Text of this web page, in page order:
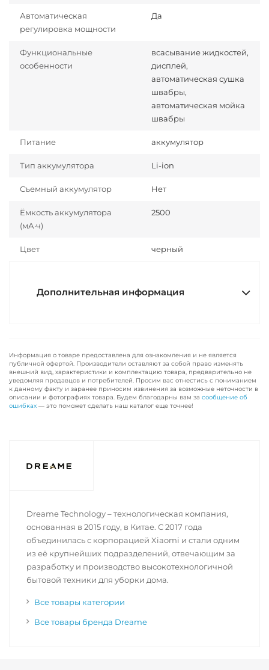
Автоматическая
регулировка мощности
Да
Функциональные
особенности
всасывание жидкостей,
дисплей,
автоматическая сушка
швабры,
автоматическая мойка
швабры
Питание аккумулятор
Тип аккумулятора Li-ion
Съемный аккумулятор Нет
Ёмкость аккумулятора
(мА·ч)
2500
Цвет черный
Дополнительная информация
Информация о товаре предоставлена для ознакомления и не является
публичной офертой. Производители оставляют за собой право изменять
внешний вид, характеристики и комплектацию товара, предварительно не
уведомляя продавцов и потребителей. Просим вас отнестись с пониманием
к данному факту и заранее приносим извинения за возможные неточности в
описании и фотографиях товара. Будем благодарны вам за сообщение об
ошибках — это поможет сделать наш каталог еще точнее!
Dreame Technology – технологическая компания,
основанная в 2015 году, в Китае. С 2017 года
объединилась с корпорацией Xiaomi и стали одним
из её крупнейших подразделений, отвечающим за
разработку и производство высокотехнологичной
бытовой техники для уборки дома.
Все товары категории
Все товары бренда Dreame